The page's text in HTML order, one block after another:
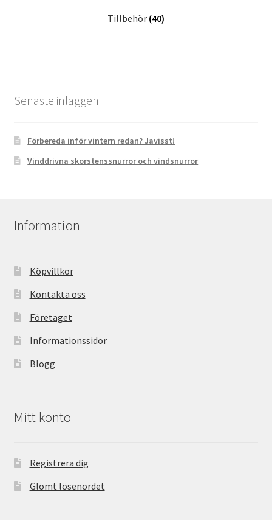
Tillbehör (40)
Senaste inläggen
Förbereda inför vintern redan? Javisst!
Vinddrivna skorstenssnurror och vindsnurror
Information
Köpvillkor
Kontakta oss
Företaget
Informationssidor
Blogg
Mitt konto
Registrera dig
Glömt lösenordet